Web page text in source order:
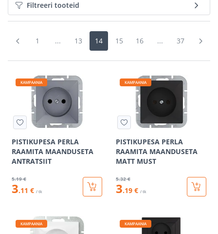
Filtreeri tooteid
1 ... 13 14 15 16 ... 37
KAMPAANIA
PISTIKUPESA PERLA
RAAMITA MAANDUSETA
ANTRATSIIT
5.19 €
3.11 € / tk
KAMPAANIA
PISTIKUPESA PERLA
RAAMITA MAANDUSETA
MATT MUST
5.32 €
3.19 € / tk
KAMPAANIA KAMPAANIA